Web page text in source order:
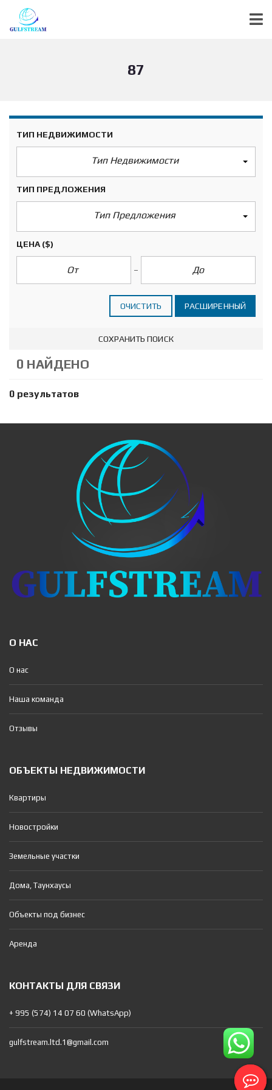
87
ТИП НЕДВИЖИМОСТИ
Тип Недвижимости
ТИП ПРЕДЛОЖЕНИЯ
Тип Предложения
ЦЕНА ($)
ОЧИСТИТЬ РАСШИРЕННЫЙ
СОХРАНИТЬ ПОИСК
0 НАЙДЕНО
0 результатов
О НАС
О нас
Наша команда
Отзывы
ОБЪЕКТЫ НЕДВИЖИМОСТИ
Квартиры
Новостройки
Земельные участки
Дома, Таунхаусы
Объекты под бизнес
Аренда
КОНТАКТЫ ДЛЯ СВЯЗИ
+ 995 (574) 14 07 60 (WhatsApp)
gulfstream.ltd.1@gmail.com